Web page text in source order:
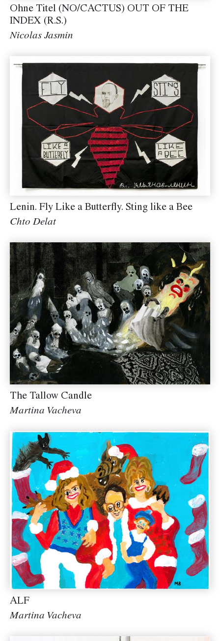
Ohne Titel (NO/CACTUS) OUT OF THE
INDEX (R.S.)
Nicolas Jasmin
Lenin. Fly Like a Butterfly. Sting like a Bee
Chto Delat
The Tallow Candle
Martina Vacheva
ALF
Martina Vacheva